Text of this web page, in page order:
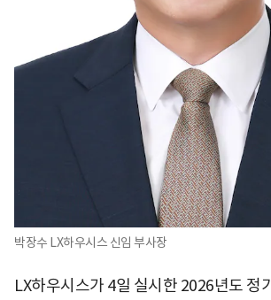
박장수 LX하우시스 신임 부사장
LX하우시스가 4일 실시한 2026년도 정